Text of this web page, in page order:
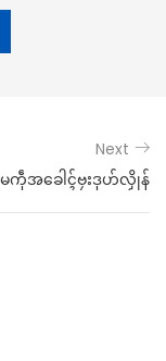
Next
ကဵုအခေါၚ်ဗၠးဒုဟ်လၟိုန်